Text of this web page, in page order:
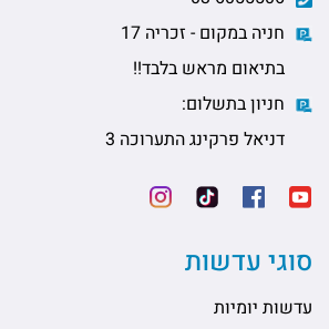
חניה במקום - זכריה 17
בתיאום מראש בלבד!!
חניון בתשלום:
דניאל פרקינג התערוכה 3
סוגי עדשות
עדשות יומיות